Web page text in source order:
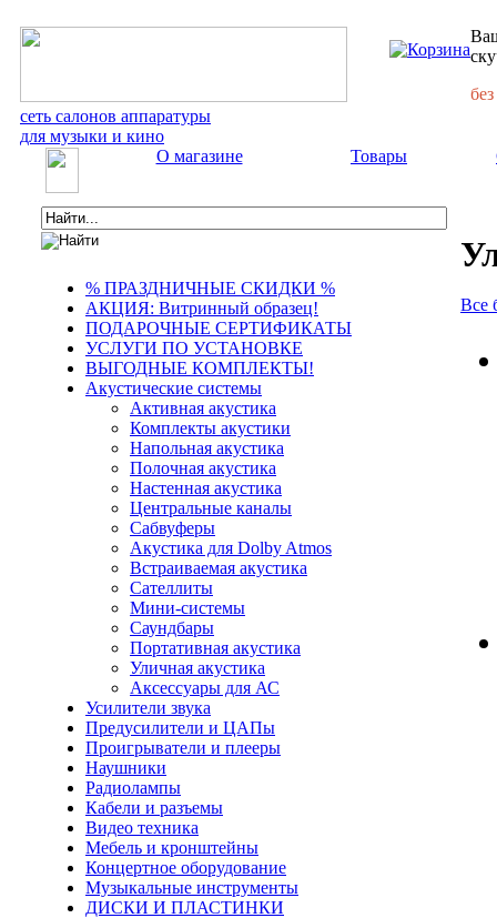
сеть салонов аппаратуры
для музыки и кино
О магазине Товары
% ПРАЗДНИЧНЫЕ СКИДКИ %
АКЦИЯ: Витринный образец!
ПОДАРОЧНЫЕ СЕРТИФИКАТЫ
УСЛУГИ ПО УСТАНОВКЕ
ВЫГОДНЫЕ КОМПЛЕКТЫ!
Акустические системы
Активная акустика
Комплекты акустики
Напольная акустика
Полочная акустика
Настенная акустика
Центральные каналы
Сабвуферы
Акустика для Dolby Atmos
Встраиваемая акустика
Сателлиты
Мини-системы
Саундбары
Портативная акустика
Уличная акустика
Аксессуары для АС
Усилители звука
Предусилители и ЦАПы
Проигрыватели и плееры
Наушники
Радиолампы
Кабели и разъемы
Видео техника
Мебель и кронштейны
Концертное оборудование
Музыкальные инструменты
ДИСКИ И ПЛАСТИНКИ
Все